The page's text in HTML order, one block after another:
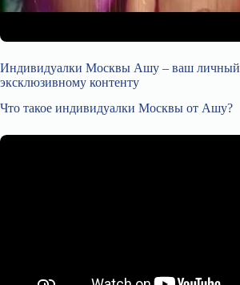
Индивидуалки Москвы Ашу – ваш личный
эксклюзивному контенту
Что такое индивидуалки Москвы от Ашу?